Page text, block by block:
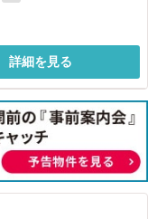
詳細を見る